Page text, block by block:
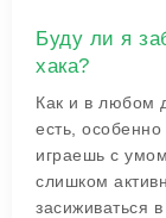
Буду ли я
хака?
Как и в любом
есть,
играешь с
слишком
засиживаться